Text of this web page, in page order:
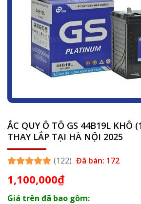
ẮC QUY Ô TÔ GS 44B19L KHÔ
THAY LẮP TẠI HÀ NỘI 2025
(122) Đã bán: 172
1,100,000₫
Giá trên đã bao gồm: